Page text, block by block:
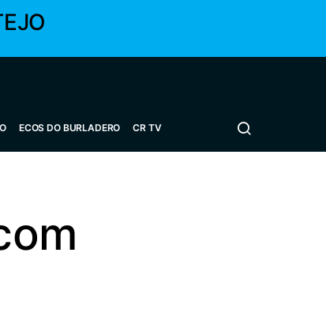
ECOS DO BURLADERO CR TV